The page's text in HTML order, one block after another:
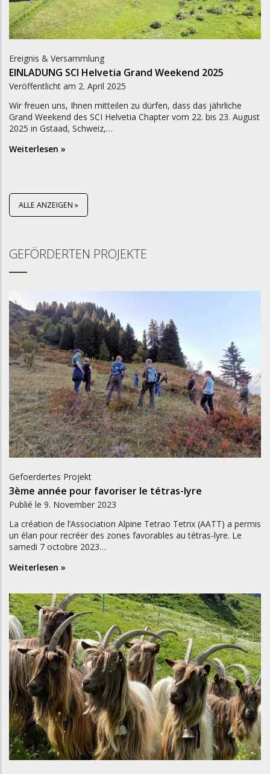
Ereignis & Versammlung
EINLADUNG SCI Helvetia Grand Weekend 2025
Veröffentlicht am 2. April 2025
Wir freuen uns, Ihnen mitteilen zu dürfen, dass das jährliche
Grand Weekend des SCI Helvetia Chapter vom 22. bis 23. August
2025 in Gstaad, Schweiz,…
Weiterlesen »
ALLE ANZEIGEN »
GEFÖRDERTEN PROJEKTE
Gefoerdertes Projekt
3ème année pour favoriser le tétras-lyre
Publié le 9. November 2023
La création de l’Association Alpine Tetrao Tetrix (AATT) a permis
un élan pour recréer des zones favorables au tétras-lyre. Le
samedi 7 octobre 2023…
Weiterlesen »